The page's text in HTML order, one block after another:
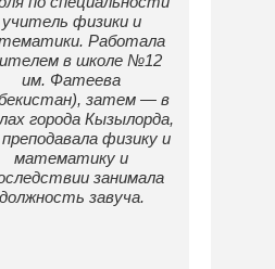
учитель физики и
Работала
в школе №12
им. Фатеева
затем — в
города Кызылорда,
преподавала физику и
математику и
занимала
должность завуча.